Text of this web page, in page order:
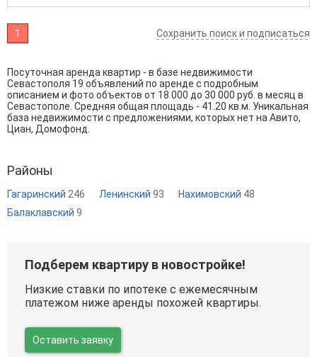
1 Сохранить поиск и подписаться
Посуточная аренда квартир - в базе недвижимости
Севастополя 19 объявлений по аренде с подробным
описанием и фото объектов от 18 000 до 30 000 руб. в месяц в
Севастополе. Средняя общая площадь - 41.20 кв.м. Уникальная
база недвижимости с предложениями, которых нет на Авито,
Циан, Домофонд.
Районы
Гагаринский 246 Ленинский 93 Нахимовский 48
Балаклавский 9
Подберем квартиру в новостройке!
Низкие ставки по ипотеке с ежемесячным
платежом ниже аренды похожей квартиры.
Оставить заявку